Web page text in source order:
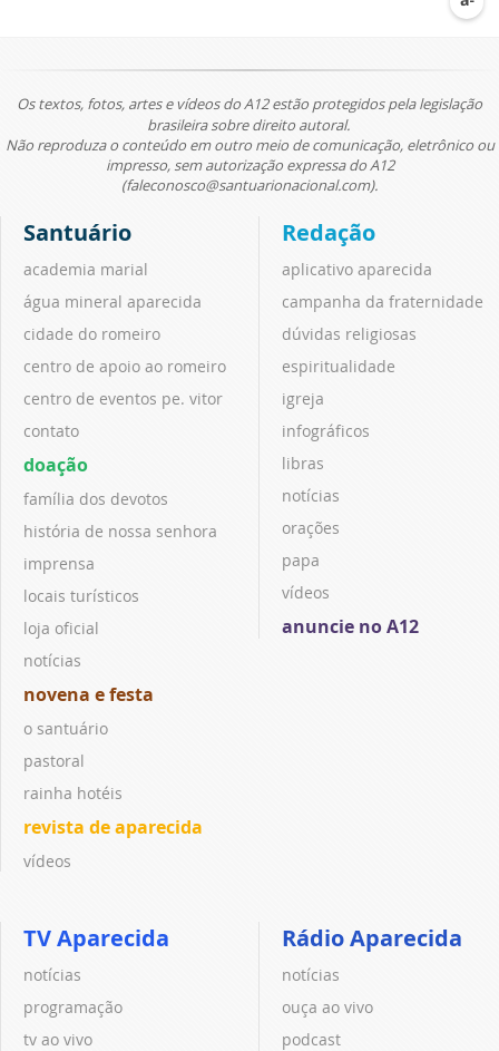
Os textos, fotos, artes e vídeos do A12 estão protegidos pela legislação
brasileira sobre direito autoral.
Não reproduza o conteúdo em outro meio de comunicação, eletrônico ou
impresso, sem autorização expressa do A12
(faleconosco@santuarionacional.com).
Santuário
academia marial
água mineral aparecida
cidade do romeiro
centro de apoio ao romeiro
centro de eventos pe. vitor
contato
doação
família dos devotos
história de nossa senhora
imprensa
locais turísticos
loja oficial
notícias
novena e festa
o santuário
pastoral
rainha hotéis
revista de aparecida
vídeos
Redação
aplicativo aparecida
campanha da fraternidade
dúvidas religiosas
espiritualidade
igreja
infográficos
libras
notícias
orações
papa
vídeos
anuncie no A12
TV Aparecida
notícias
programação
tv ao vivo
Rádio Aparecida
notícias
ouça ao vivo
podcast